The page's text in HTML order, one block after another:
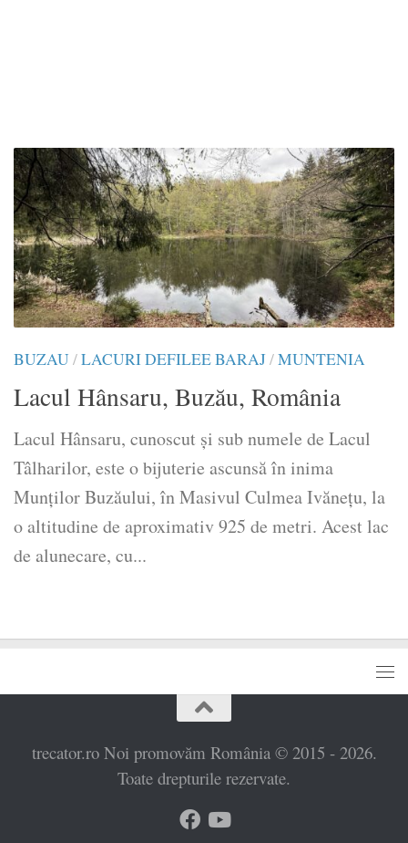
BUZAU/LACURI DEFILEE BARAJ/MUNTENIA
Lacul Hânsaru, Buzău, România
​Lacul Hânsaru, cunoscut și sub numele de Lacul
Tâlharilor, este o bijuterie ascunsă în inima
Munților Buzăului, în Masivul Culmea Ivănețu, la
o altitudine de aproximativ 925 de metri. Acest lac
de alunecare, cu...
trecator.ro Noi promovăm România © 2015 - 2026.
Toate drepturile rezervate.